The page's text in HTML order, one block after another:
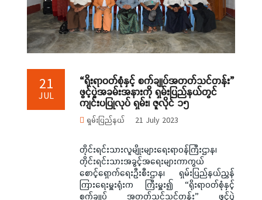
21
JUL
“ရိုးရာဝတ်စုံနှင့် စက်ချုပ်အတတ်သင်တန်း”
ဖွင့်ပွဲအခမ်းအနားကို ရှမ်းပြည်နယ်တွင်
ကျင်းပပြုလုပ် ရှမ်း၊ ဇူလိုင် ၁၅
ရှမ်းပြည်နယ် 21 July 2023
တိုင်းရင်းသားလူမျိုးများရေးရာဝန်ကြီးဌာန၊
တိုင်းရင်းသားအခွင့်အရေးများကာကွယ်
စောင့်ရှောက်ရေးဦးစီးဌာန၊ ရှမ်းပြည်နယ်ညွှန်
ကြားရေးမှူးရုံးက ကြီးမှူး၍ “ရိုးရာဝတ်စုံနှင့်
စက်ချုပ် အတတ်သင်သင်တန်း” ဖွင့်ပွဲ